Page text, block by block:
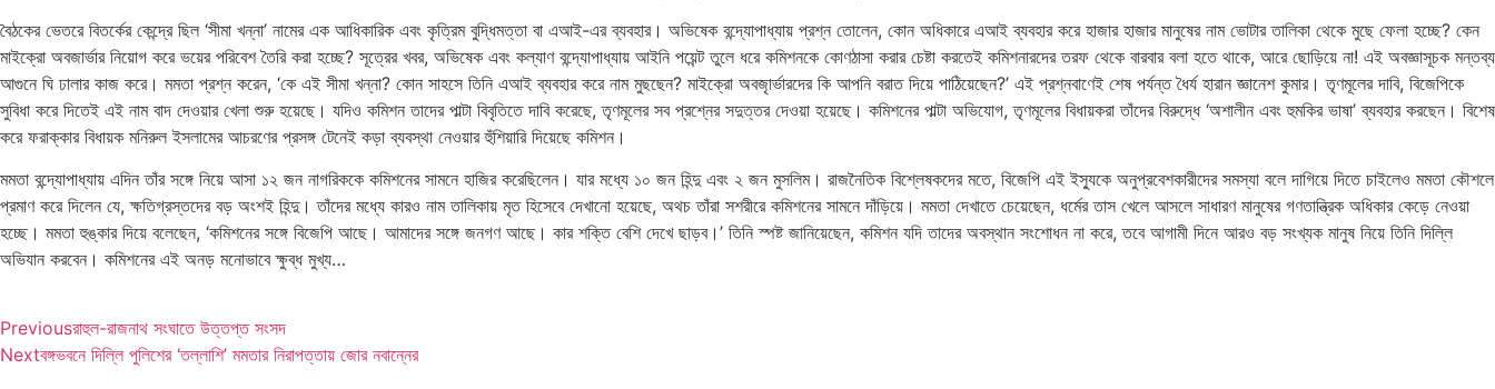
বৈঠকের ভেতরে বিতর্কের কেন্দ্রে ছিল ‘সীমা খন্না’ নামের এক আধিকারিক এবং কৃত্রিম বুদ্ধিমত্তা বা এআই-এর ব্যবহার। অভিষেক বন্দ্যোপাধ্যায় প্রশ্ন তোলেন, কোন অধিকারে এআই ব্যবহার করে হাজার হাজার মানুষের নাম ভোটার তালিকা থেকে মুছে ফেলা হচ্ছে? কেন
মাইক্রো অবজার্ভার নিয়োগ করে ভয়ের পরিবেশ তৈরি করা হচ্ছে? সূত্রের খবর, অভিষেক এবং কল্যাণ বন্দ্যোপাধ্যায় আইনি পয়েন্ট তুলে ধরে কমিশনকে কোণঠাসা করার চেষ্টা করতেই কমিশনারদের তরফ থেকে বারবার বলা হতে থাকে, আরে ছোড়িয়ে না! এই অবজ্ঞাসূচক মন্তব্য
আগুনে ঘি ঢালার কাজ করে। মমতা প্রশ্ন করেন, ‘কে এই সীমা খন্না? কোন সাহসে তিনি এআই ব্যবহার করে নাম মুছছেন? মাইক্রো অবজৃার্ভারদের কি আপনি বরাত দিয়ে পাঠিয়েছেন?’ এই প্রশ্নবাণেই শেষ পর্যন্ত ধৈর্য হারান জ্ঞানেশ কুমার। তৃণমূলের দাবি, বিজেপিকে
সুবিধা করে দিতেই এই নাম বাদ দেওয়ার খেলা শুরু হয়েছে। যদিও কমিশন তাদের পাল্টা বিবৃতিতে দাবি করেছে, তৃণমূলের সব প্রশ্নের সদুত্তর দেওয়া হয়েছে। কমিশনের পাল্টা অভিযোগ, তৃণমূলের বিধায়করা তাঁদের বিরুদ্ধে ‘অশালীন এবং হুমকির ভাষা’ ব্যবহার করছেন। বিশেষ
করে ফরাক্কার বিধায়ক মনিরুল ইসলামের আচরণের প্রসঙ্গ টেনেই কড়া ব্যবস্থা নেওয়ার হুঁশিয়ারি দিয়েছে কমিশন।
মমতা বন্দ্যোপাধ্যায় এদিন তাঁর সঙ্গে নিয়ে আসা ১২ জন নাগরিককে কমিশনের সামনে হাজির করেছিলেন। যার মধ্যে ১০ জন হিন্দু এবং ২ জন মুসলিম। রাজনৈতিক বিশ্লেষকদের মতে, বিজেপি এই ইস্যুকে অনুপ্রবেশকারীদের সমস্যা বলে দাগিয়ে দিতে চাইলেও মমতা কৌশলে
প্রমাণ করে দিলেন যে, ক্ষতিগ্রস্তদের বড় অংশই হিন্দু। তাঁদের মধ্যে কারও নাম তালিকায় মৃত হিসেবে দেখানো হয়েছে, অথচ তাঁরা সশরীরে কমিশনের সামনে দাঁড়িয়ে। মমতা দেখাতে চেয়েছেন, ধর্মের তাস খেলে আসলে সাধারণ মানুষের গণতান্ত্রিক অধিকার কেড়ে নেওয়া
হচ্ছে। মমতা হুঙ্কার দিয়ে বলেছেন, ‘কমিশনের সঙ্গে বিজেপি আছে। আমাদের সঙ্গে জনগণ আছে। কার শক্তি বেশি দেখে ছাড়ব।’ তিনি স্পষ্ট জানিয়েছেন, কমিশন যদি তাদের অবস্থান সংশোধন না করে, তবে আগামী দিনে আরও বড় সংখ্যক মানুষ নিয়ে তিনি দিল্লি
অভিযান করবেন। কমিশনের এই অনড় মনোভাবে ক্ষুব্ধ মুখ্য…
Previousরাহুল-রাজনাথ সংঘাতে উত্তপ্ত সংসদ
Nextবঙ্গভবনে দিল্লি পুলিশের ‘তল্লাশি’ মমতার নিরাপত্তায় জোর নবান্নের